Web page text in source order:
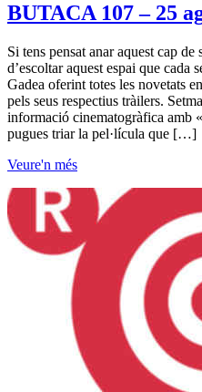
BUTACA 107 – 25
Si tens pensat anar aquest cap
d’escoltar aquest espai que cada
Gadea oferint totes les novetats
pels seus respectius tràilers.
informació cinematogràfica amb
pugues triar la pel·lícula que […]
Veure'n més